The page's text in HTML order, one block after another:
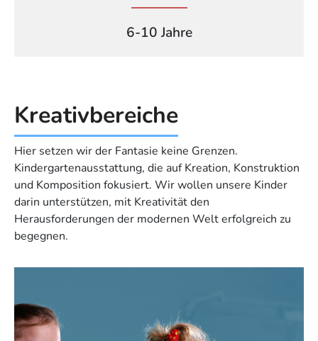
6-10 Jahre
Kreativ­bereiche
Hier setzen wir der Fantasie keine Grenzen.
Kindergartenausstattung, die auf Kreation, Konstruktion
und Komposition fokusiert. Wir wollen unsere Kinder
darin unterstützen, mit Kreativität den
Herausforderungen der modernen Welt erfolgreich zu
begegnen.